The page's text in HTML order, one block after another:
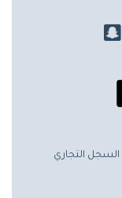
السجل التجاري